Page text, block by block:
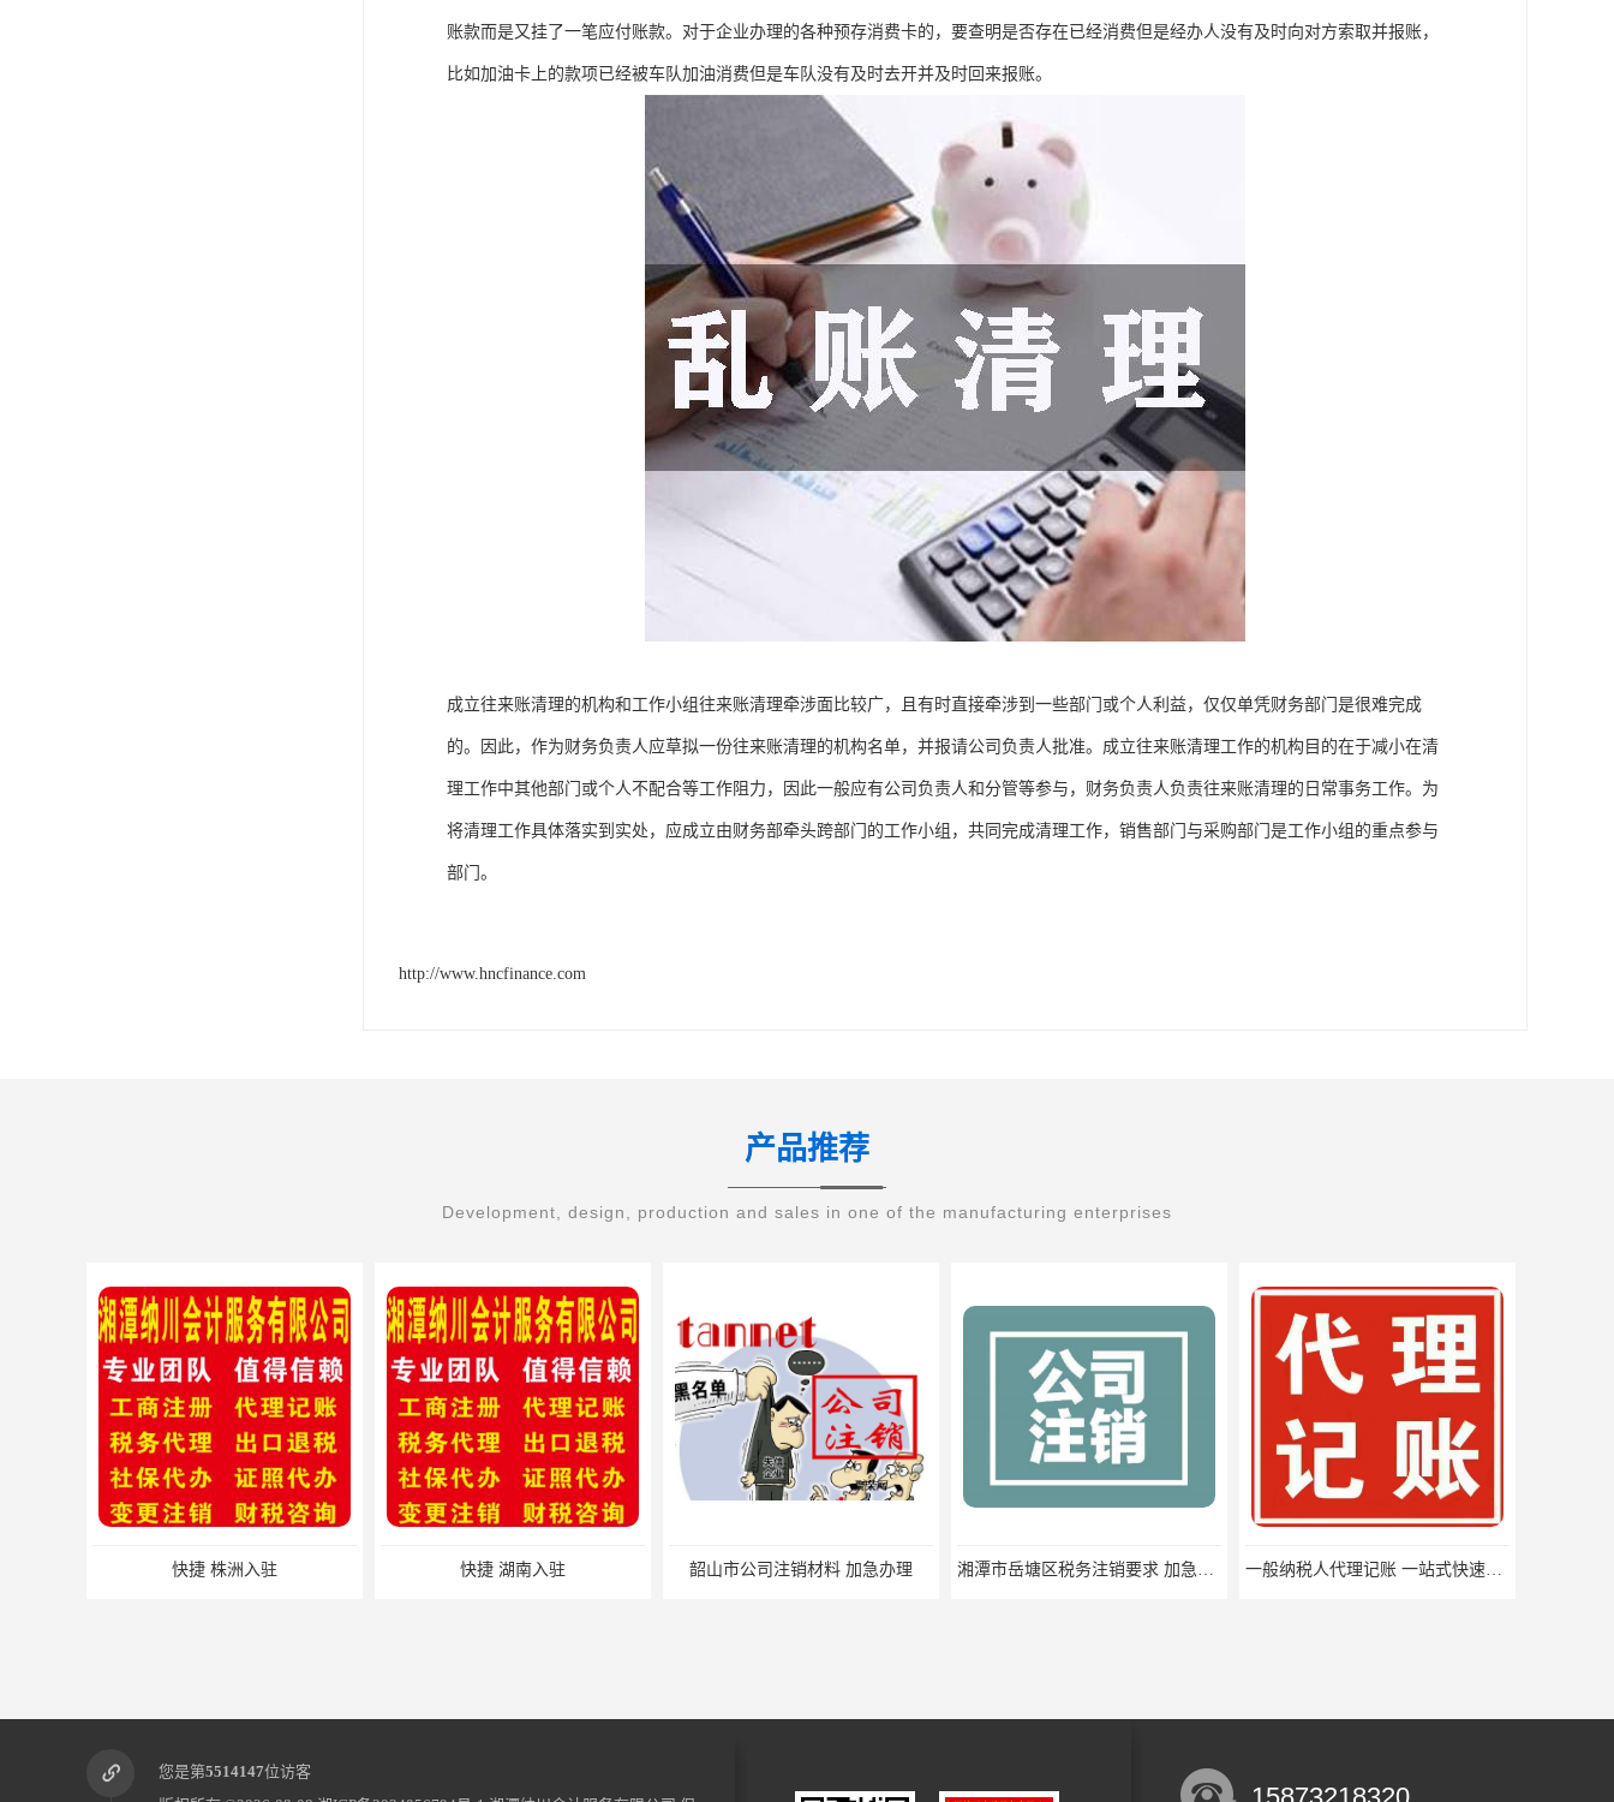
账款而是又挂了一笔应付账款。对于企业办理的各种预存消费卡的，要查明是否存在已经消费但是经办人没有及时向对方索取并报账，
比如加油卡上的款项已经被车队加油消费但是车队没有及时去开并及时回来报账。
成立往来账清理的机构和工作小组往来账清理牵涉面比较广，且有时直接牵涉到一些部门或个人利益，仅仅单凭财务部门是很难完成
的。因此，作为财务负责人应草拟一份往来账清理的机构名单，并报请公司负责人批准。成立往来账清理工作的机构目的在于减小在清
理工作中其他部门或个人不配合等工作阻力，因此一般应有公司负责人和分管等参与，财务负责人负责往来账清理的日常事务工作。为
将清理工作具体落实到实处，应成立由财务部牵头跨部门的工作小组，共同完成清理工作，销售部门与采购部门是工作小组的重点参与
部门。
http://www.hncfinance.com
产品推荐
Development, design, production and sales in one of the manufacturing enterprises
快捷 湖南入驻 韶山市公司注销材料 加急办理 湘潭市岳塘区税务注销要求 加急办理 一般纳税人代理记账 一站式快速办理 一般纳税人代理记账 办理步骤
您是第5514147位访客